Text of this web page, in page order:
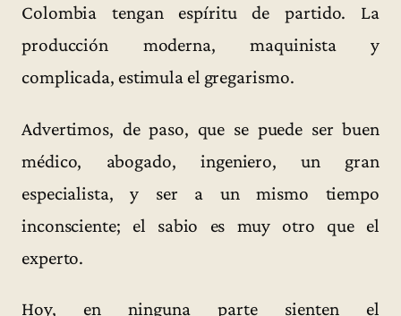
Colombia tengan espíritu de partido. La
producción moderna, maquinista y
complicada, estimula el gregarismo.
Advertimos, de paso, que se puede ser buen
médico, abogado, ingeniero, un gran
especialista, y ser a un mismo tiempo
inconsciente; el sabio es muy otro que el
experto.
Hoy, en ninguna parte sienten el